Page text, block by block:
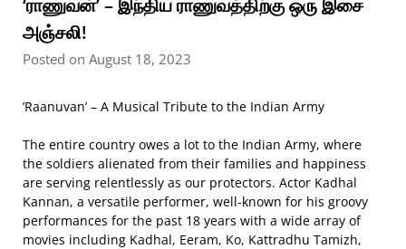
‘ராணுவன்’ – இந்திய ராணுவத்திற்கு ஒரு இசை
அஞ்சலி!
Posted on August 18, 2023
’Raanuvan’ – A Musical Tribute to the Indian Army
The entire country owes a lot to the Indian Army, where
the soldiers alienated from their families and happiness
are serving relentlessly as our protectors. Actor Kadhal
Kannan, a versatile performer, well-known for his groovy
performances for the past 18 years with a wide array of
movies including Kadhal, Eeram, Ko, Kattradhu Tamizh,